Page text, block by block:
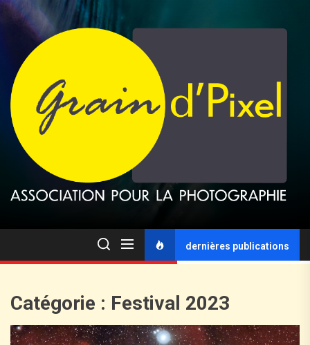
dernières publications
Catégorie : Festival 2023